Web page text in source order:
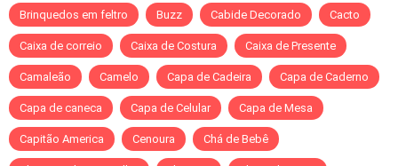
Brinquedos em feltro Buzz Cabide Decorado Cacto
Caixa de correio Caixa de Costura Caixa de Presente
Camaleão Camelo Capa de Cadeira Capa de Caderno
Capa de caneca Capa de Celular Capa de Mesa
Capitão America Cenoura Chá de Bebê